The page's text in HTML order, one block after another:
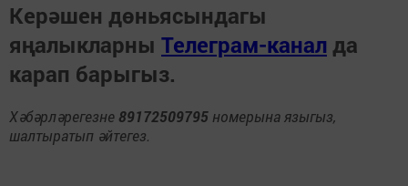
Керәшен дөньясындагы
яңалыкларны Телеграм-канал да
карап барыгыз.
Хәбәрләрегезне 89172509795 номерына языгыз,
шалтыратып әйтегез.